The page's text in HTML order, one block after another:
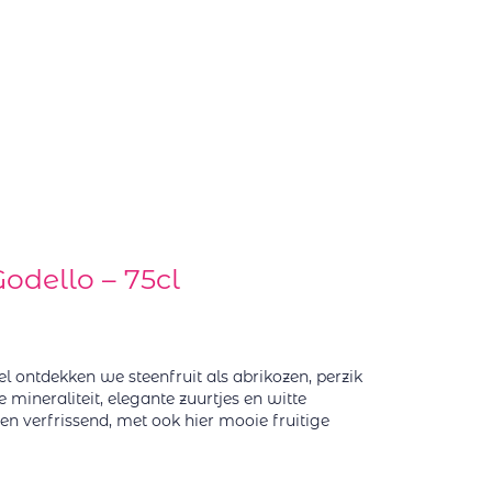
– 75cl
ontdekken we steenfruit als abrikozen, perzik
mineraliteit, elegante zuurtjes en witte
verfrissend, met ook hier mooie fruitige